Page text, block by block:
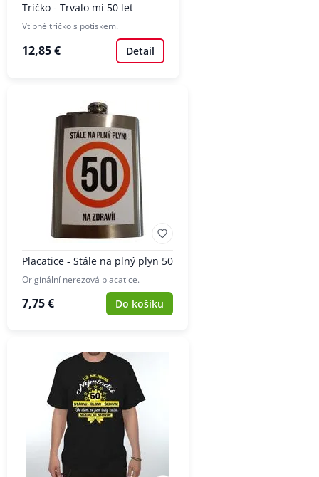
Tričko - Trvalo mi 50 let
Vtipné tričko s potiskem.
12,85 € Detail
Placatice - Stále na plný plyn 50
Originální nerezová placatice.
7,75 € Do košíku